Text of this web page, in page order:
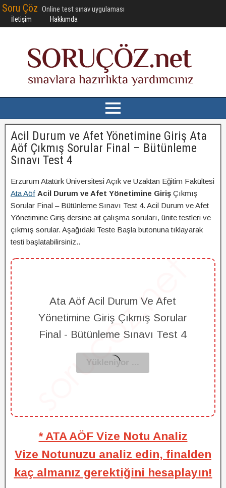
Soru Çöz Online test sınav uygulaması
İletişim Hakkımda
Acil Durum ve Afet Yönetimine Giriş Ata
Aöf Çıkmış Sorular Final – Bütünleme
Sınavı Test 4
Erzurum Atatürk Üniversitesi Açık ve Uzaktan Eğitim Fakültesi
Ata Aöf Acil Durum ve Afet Yönetimine Giriş Çıkmış
Sorular Final – Bütünleme Sınavı Test 4. Acil Durum ve Afet
Yönetimine Giriş dersine ait çalışma soruları, ünite testleri ve
çıkmış sorular. Aşağıdaki Teste Başla butonuna tıklayarak
testi başlatabilirsiniz..
Ata Aöf Acil Durum Ve Afet
Yönetimine Giriş Çıkmış Sorular
Final - Bütünleme Sınavı Test 4
* ATA AÖF Vize Notu Analiz
Vize Notunuzu analiz edin, finalden
kaç almanız gerektiğini hesaplayın!